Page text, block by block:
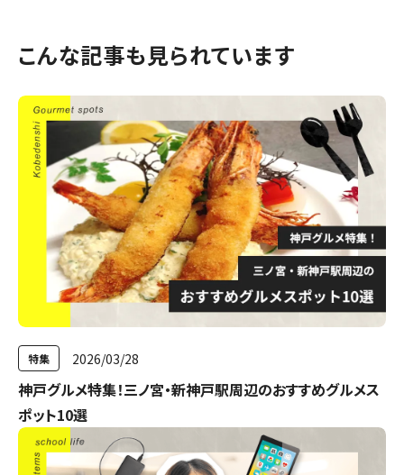
こんな記事も見られています
特集 2026/03/28
神戸グルメ特集！三ノ宮・新神戸駅周辺のおすすめグルメス
ポット10選